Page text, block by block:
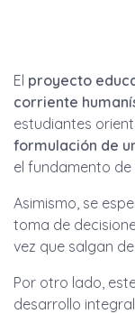
El proyecto
corriente
estudiantes
formulación de
el fundamento
Asimismo, se
toma de
vez que salgan
Por otro lado,
desarrollo